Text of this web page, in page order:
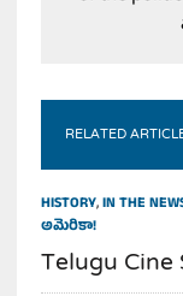
RELATED
HISTORY,IN THE
అమెరికా!
Telugu